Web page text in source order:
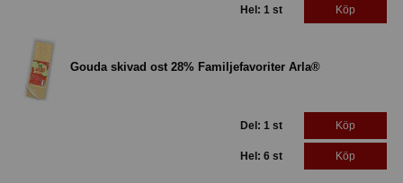
Hel: 1 st Köp
Gouda skivad ost 28% Familjefavoriter Arla®
Del: 1 st Köp
Hel: 6 st Köp